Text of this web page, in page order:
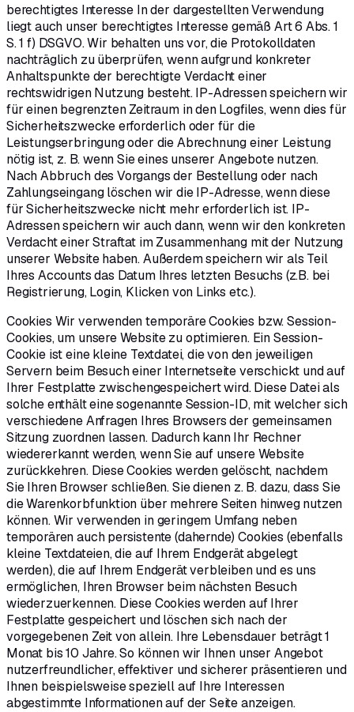
berechtigtes Interesse In der dargestellten Verwendung
liegt auch unser berechtigtes Interesse gemäß Art 6 Abs. 1
S. 1 f) DSGVO. Wir behalten uns vor, die Protokolldaten
nachträglich zu überprüfen, wenn aufgrund konkreter
Anhaltspunkte der berechtigte Verdacht einer
rechtswidrigen Nutzung besteht. IP-Adressen speichern wir
für einen begrenzten Zeitraum in den Logfiles, wenn dies für
Sicherheitszwecke erforderlich oder für die
Leistungserbringung oder die Abrechnung einer Leistung
nötig ist, z. B. wenn Sie eines unserer Angebote nutzen.
Nach Abbruch des Vorgangs der Bestellung oder nach
Zahlungseingang löschen wir die IP-Adresse, wenn diese
für Sicherheitszwecke nicht mehr erforderlich ist. IP-
Adressen speichern wir auch dann, wenn wir den konkreten
Verdacht einer Straftat im Zusammenhang mit der Nutzung
unserer Website haben. Außerdem speichern wir als Teil
Ihres Accounts das Datum Ihres letzten Besuchs (z.B. bei
Registrierung, Login, Klicken von Links etc.).
Cookies Wir verwenden temporäre Cookies bzw. Session-
Cookies, um unsere Website zu optimieren. Ein Session-
Cookie ist eine kleine Textdatei, die von den jeweiligen
Servern beim Besuch einer Internetseite verschickt und auf
Ihrer Festplatte zwischengespeichert wird. Diese Datei als
solche enthält eine sogenannte Session-ID, mit welcher sich
verschiedene Anfragen Ihres Browsers der gemeinsamen
Sitzung zuordnen lassen. Dadurch kann Ihr Rechner
wiedererkannt werden, wenn Sie auf unsere Website
zurückkehren. Diese Cookies werden gelöscht, nachdem
Sie Ihren Browser schließen. Sie dienen z. B. dazu, dass Sie
die Warenkorbfunktion über mehrere Seiten hinweg nutzen
können. Wir verwenden in geringem Umfang neben
temporären auch persistente (dahernde) Cookies (ebenfalls
kleine Textdateien, die auf Ihrem Endgerät abgelegt
werden), die auf Ihrem Endgerät verbleiben und es uns
ermöglichen, Ihren Browser beim nächsten Besuch
wiederzuerkennen. Diese Cookies werden auf Ihrer
Festplatte gespeichert und löschen sich nach der
vorgegebenen Zeit von allein. Ihre Lebensdauer beträgt 1
Monat bis 10 Jahre. So können wir Ihnen unser Angebot
nutzerfreundlicher, effektiver und sicherer präsentieren und
Ihnen beispielsweise speziell auf Ihre Interessen
abgestimmte Informationen auf der Seite anzeigen.